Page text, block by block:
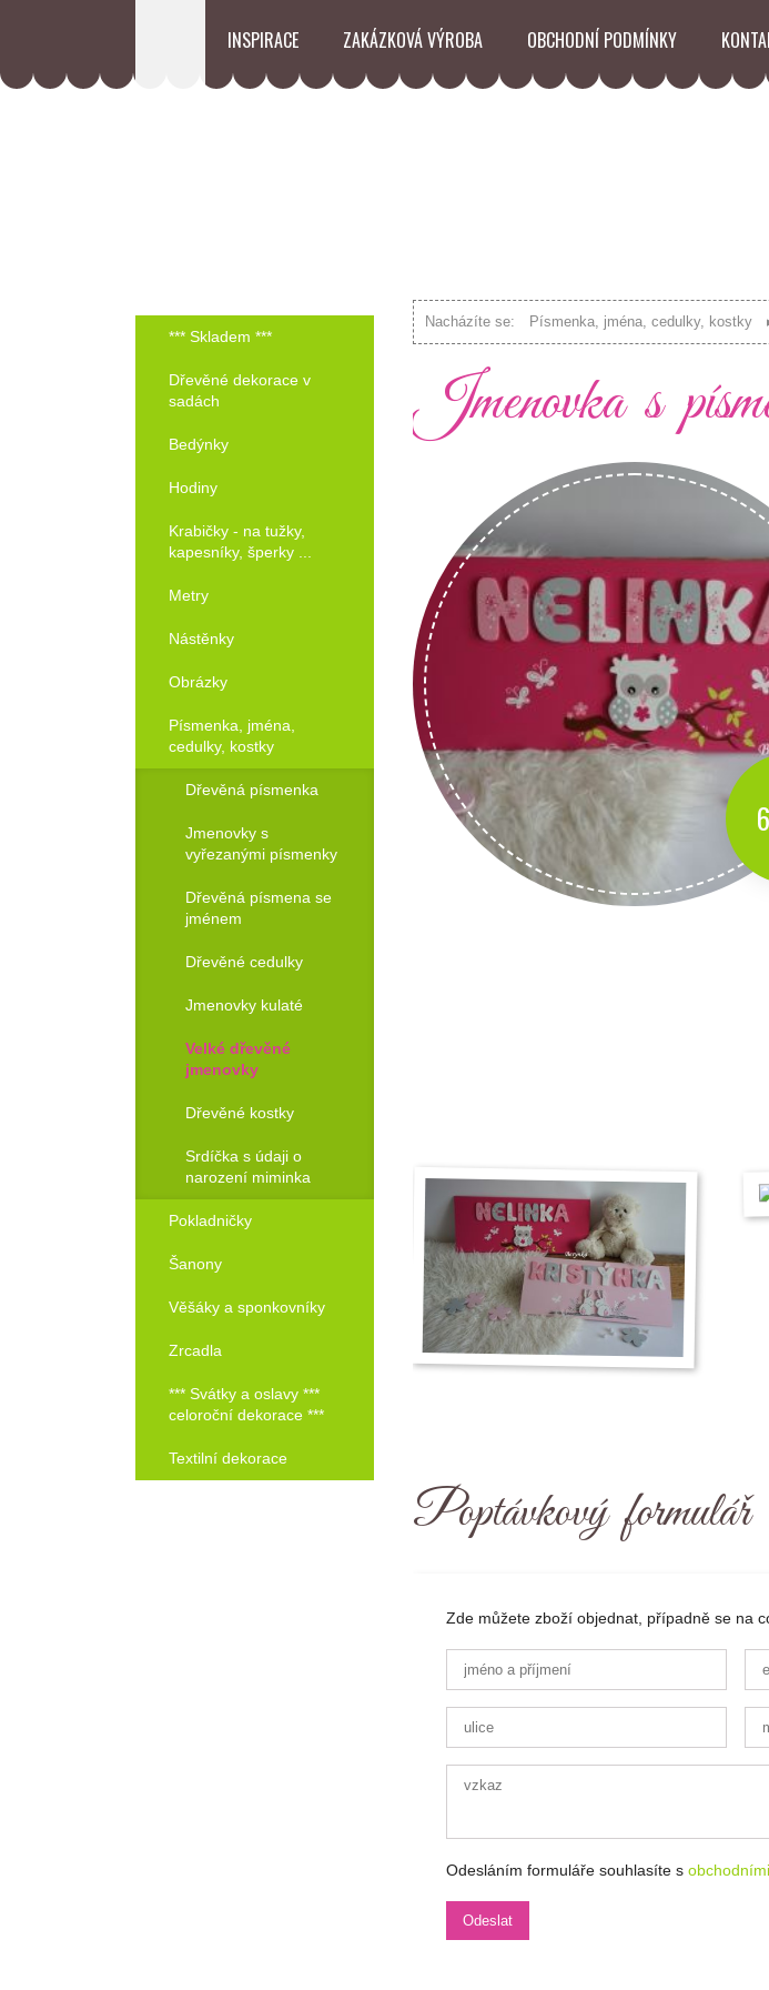
INSPIRACE ZAKÁZKOVÁ VÝROBA OBCHODNÍ PODMÍNKY
Nacházíte se: Písmenka, jména, cedulky, kostky
Jmenovka s
Poptávkový formulář
Zde můžete zboží objednat, případně se na
Odesláním formuláře souhlasíte s
*** Skladem ***
Dřevěné dekorace v
sadách
Bedýnky
Hodiny
Krabičky - na tužky,
kapesníky, šperky ...
Metry
Nástěnky
Obrázky
Písmenka, jména,
cedulky, kostky
Dřevěná písmenka
Jmenovky s
vyřezanými písmenky
Dřevěná písmena se
jménem
Dřevěné cedulky
Jmenovky kulaté
Velké dřevěné
jmenovky
Dřevěné kostky
Srdíčka s údaji o
narození miminka
Pokladničky
Šanony
Věšáky a sponkovníky
Zrcadla
*** Svátky a oslavy ***
celoroční dekorace ***
Textilní dekorace